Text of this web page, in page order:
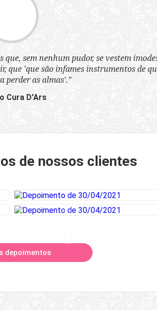
sem nenhum pudor, se vestem
que 'que são infames instrumentos de
perder as almas'.”
Cura D'Ars
de nossos clientes
depoimentos